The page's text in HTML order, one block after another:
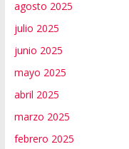
agosto 2025
julio 2025
junio 2025
mayo 2025
abril 2025
marzo 2025
febrero 2025